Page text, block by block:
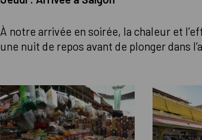
À notre arrivée en soirée, la chaleur et
une nuit de repos avant de plonger dans